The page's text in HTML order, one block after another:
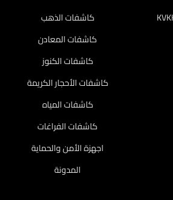
كاشفات الذهب
كاشفات المعادن
كاشفات الكنوز
كاشفات الأحجار الكريمة
كاشفات المياه
كاشفات الفراغات
اجهزة الأمن والحماية
المدونة